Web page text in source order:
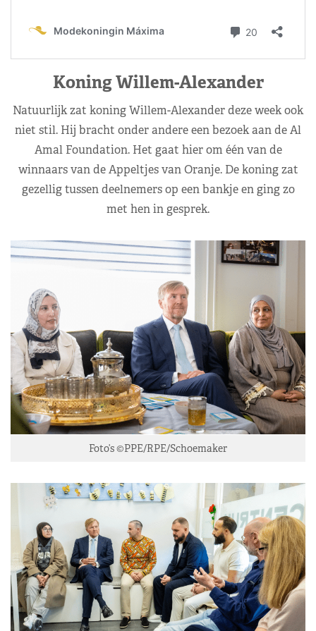
Koning Willem-Alexander
Natuurlijk zat koning Willem-Alexander deze week ook
niet stil. Hij bracht onder andere een bezoek aan de Al
Amal Foundation. Het gaat hier om één van de
winnaars van de Appeltjes van Oranje. De koning zat
gezellig tussen deelnemers op een bankje en ging zo
met hen in gesprek.
Foto’s ©PPE/RPE/Schoemaker